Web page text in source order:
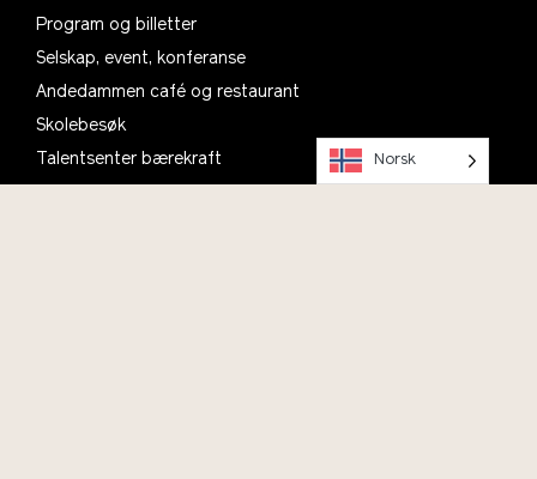
Program og billetter
Selskap, event, konferanse
Andedammen café og restaurant
Skolebesøk
Talentsenter bærekraft
Norsk